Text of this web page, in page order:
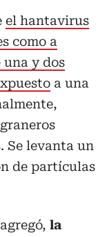
el hantavirus
como a
una y dos
a una
Se levanta un
de partículas
la